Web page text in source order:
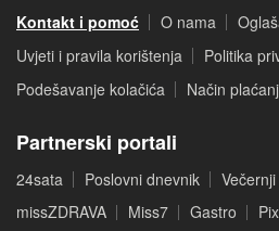
Kontakt i pomoć O nama
Uvjeti i pravila korištenja
Politika
Podešavanje kolačića
Način
Partnerski portali
24sata Poslovni dnevnik
missZDRAVA
Miss7 Gastro